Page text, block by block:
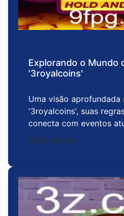
Explorando o Mundo
'3royalcoins'
Uma visão
'3royalcoins', suas
conecta com eventos
2026-03-02